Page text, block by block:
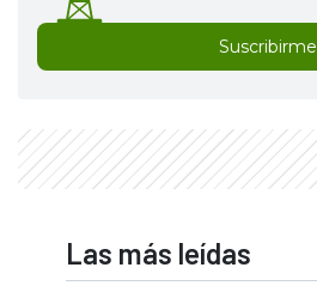
Suscribirme
Las más leídas